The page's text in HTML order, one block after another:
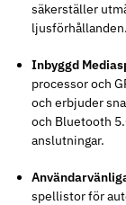
säkerställer
ljusförhållanden.
Inbyggd
processor och
och erbjuder
och Bluetooth
anslutningar.
spellistor för